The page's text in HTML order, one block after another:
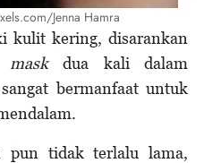
Jenna Hamra
kulit kering, disarankan
maskdua kali dalam
bermanfaat untuk
pun tidak terlalu lama,